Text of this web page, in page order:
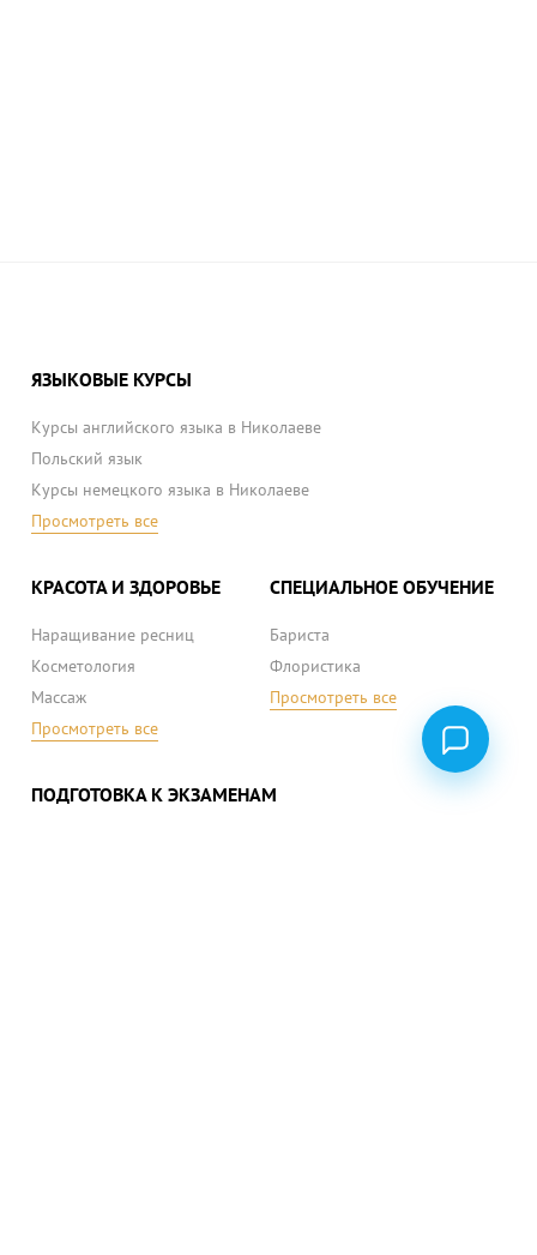
ЯЗЫКОВЫЕ КУРСЫ
Курсы английского языка в Николаеве
Польский язык
Курсы немецкого языка в Николаеве
Просмотреть все
КРАСОТА И ЗДОРОВЬЕ
Наращивание ресниц
Косметология
Массаж
Просмотреть все
СПЕЦИАЛЬНОЕ ОБУЧЕНИЕ
Бариста
Флористика
Просмотреть все
ПОДГОТОВКА К ЭКЗАМЕНАМ